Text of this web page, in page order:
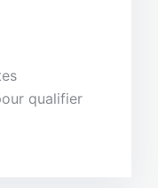
qualifier